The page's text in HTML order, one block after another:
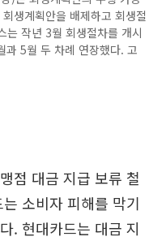
생계획안을 배제하고 회생절
는 작년 3월 회생절차를 개시
과 5월 두 차례 연장했다. 고
점 대금 지급 보류 철
소비자 피해를 막기
. 현대카드는 대금 지